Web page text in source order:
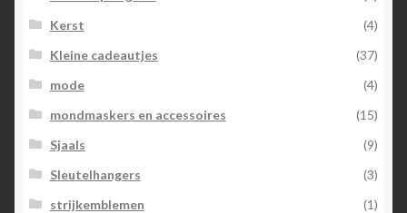
Kerst
(4)
Kleine cadeautjes
(37)
mode
(4)
mondmaskers en accessoires
(15)
Sjaals
(9)
Sleutelhangers
(3)
strijkemblemen
(1)